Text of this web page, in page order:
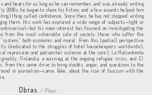
and hears for as long as he can remember, and was already writing
2000s, he began to share his fiction, and a few awards helped him
thing called confidence. Since then, he has not stopped writing
them. His work has explored a wide range of subjects—light or
his main interest has focused on investigating the
from the most vulnerable side of society: those who suffer the
both economic and moral. From this (partial) perspective
(dedicated to the struggles of hotel housekeepers worldwide);
repression and patriarchal violence at the core); La Malcontenta
Finlandia, a взгляд at the ongoing refugee crisis; and El
From this same drive to bring doubts, anger, and questions to the
in journalism—came Fake, about the rise of fascism with the
Obras. / Plays.